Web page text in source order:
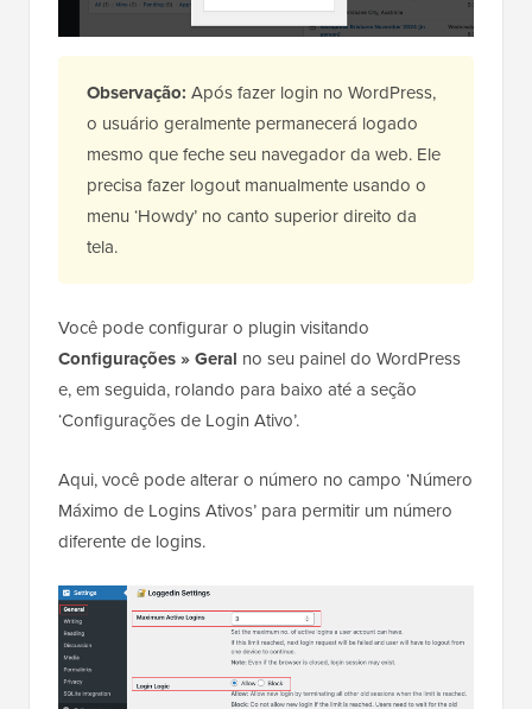
Observação: Após fazer login no WordPress,
o usuário geralmente permanecerá logado
mesmo que feche seu navegador da web. Ele
precisa fazer logout manualmente usando o
menu ‘Howdy’ no canto superior direito da
tela.
Você pode configurar o plugin visitando
Configurações » Geral no seu painel do WordPress
e, em seguida, rolando para baixo até a seção
‘Configurações de Login Ativo’.
Aqui, você pode alterar o número no campo ‘Número
Máximo de Logins Ativos’ para permitir um número
diferente de logins.